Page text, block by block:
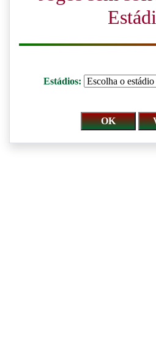
Estádios: